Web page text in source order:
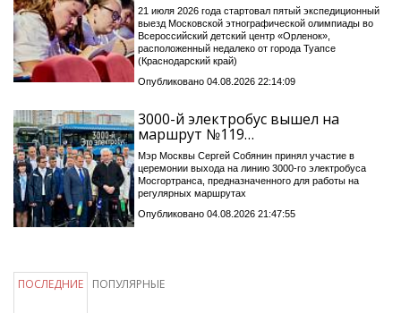
21 июля 2026 года стартовал пятый экспедиционный
выезд Московской этнографической олимпиады во
Всероссийский детский центр «Орленок»,
расположенный недалеко от города Туапсе
(Краснодарский край)
Опубликовано 04.08.2026 22:14:09
3000-й электробус вышел на
маршрут №119…
Мэр Москвы Сергей Собянин принял участие в
церемонии выхода на линию 3000-го электробуса
Мосгортранса, предназначенного для работы на
регулярных маршрутах
Опубликовано 04.08.2026 21:47:55
ПОСЛЕДНИЕ ПОПУЛЯРНЫЕ